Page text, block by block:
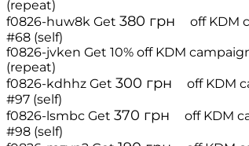
(repeat)
f0826-huw8k Get 380 грн off KDM
#68 (self)
f0826-jvken Get 10% off KDM
(repeat)
f0826-kdhhz Get 300 грн off KDM
#97 (self)
f0826-lsmbc Get 370 грн off KDM
#98 (self)